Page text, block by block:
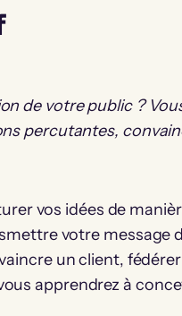
de votre public ?
percutantes,
vos idées de
votre message
un client,
apprendrez à